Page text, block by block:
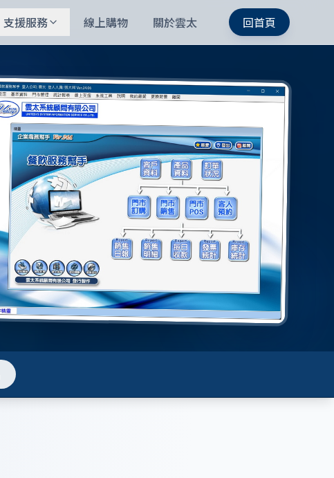
支援服務 線上購物 關於雲太 回首頁